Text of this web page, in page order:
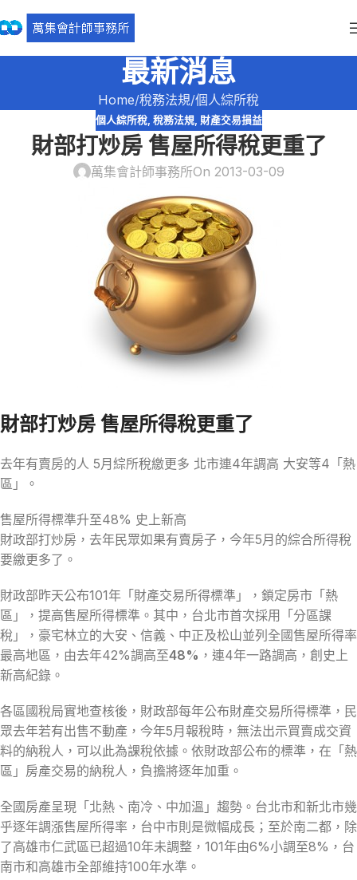
最新消息
Home 稅務法規 個人綜所稅
個人綜所稅, 稅務法規, 財產交易損益
財部打炒房 售屋所得稅更重了
萬集會計師事務所On 2013-03-09
財部打炒房 售屋所得稅更重了
去年有賣房的人 5月綜所稅繳更多 北市連4年調高 大安等4「熱
區」。
售屋所得標準升至48% 史上新高
財政部打炒房，去年民眾如果有賣房子，今年5月的綜合所得稅
要繳更多了。
財政部昨天公布101年「財產交易所得標準」，鎖定房市「熱
區」，提高售屋所得標準。其中，台北市首次採用「分區課
稅」，豪宅林立的大安、信義、中正及松山並列全國售屋所得率
最高地區，由去年42%調高至48% ，連4年一路調高，創史上
新高紀錄。
各區國稅局實地查核後，財政部每年公布財產交易所得標準，民
眾去年若有出售不動產，今年5月報稅時，無法出示買賣成交資
料的納稅人，可以此為課稅依據。依財政部公布的標準，在「熱
區」房產交易的納稅人，負擔將逐年加重。
全國房產呈現「北熱、南冷、中加溫」趨勢。台北市和新北市幾
乎逐年調漲售屋所得率，台中市則是微幅成長；至於南二都，除
了高雄市仁武區已超過10年未調整，101年由6%小調至8%，台
南市和高雄市全部維持100年水準。